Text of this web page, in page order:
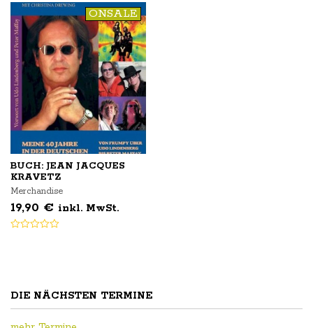
ONSALE
BUCH: JEAN JACQUES
KRAVETZ
Merchandise
19,90 € inkl. MwSt.
DIE NÄCHSTEN TERMINE